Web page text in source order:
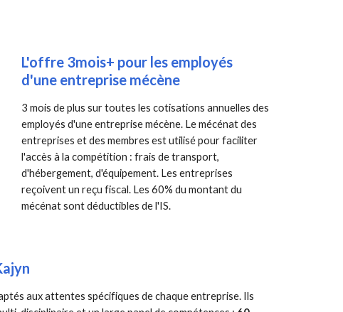
L'offre 3mois+ pour les employés
d'une entreprise mécène
3 mois de plus sur toutes les cotisations annuelles des
employés d'une entreprise mécène. Le mécénat des
entreprises et des membres est utilisé pour faciliter
l'accès à la compétition : frais de transport,
d'hébergement, d'équipement. Les entreprises
reçoivent un reçu fiscal. Les 60% du montant du
mécénat sont déductibles de l'IS.
aux attentes spécifiques de chaque entreprise. Ils